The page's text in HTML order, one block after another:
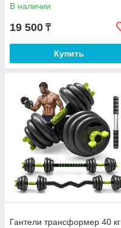
В наличии
19 500 ₸
Купить
Гантели трансформер 40 кг